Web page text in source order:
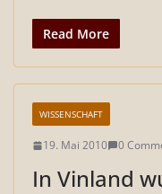
Read More
WISSENSCHAFT
19. Mai 2010 0
In Vinland